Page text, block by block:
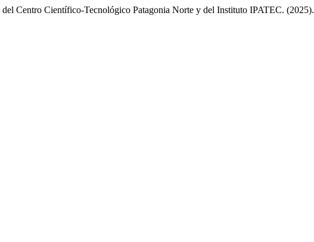
Centro Científico-Tecnológico Patagonia Norte y del Instituto IPATEC. (2025).